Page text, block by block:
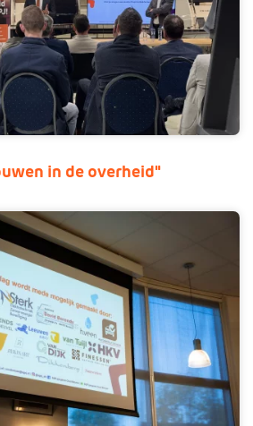
in de overheid"